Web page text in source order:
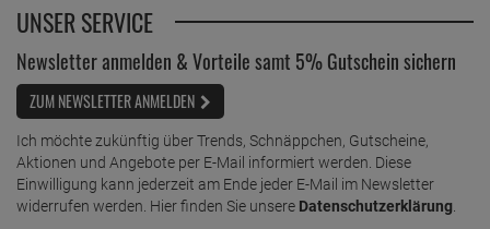
UNSER SERVICE
Newsletter anmelden & Vorteile samt 5% Gutschein sichern
ZUM NEWSLETTER ANMELDEN
Ich möchte zukünftig über Trends, Schnäppchen, Gutscheine,
Aktionen und Angebote per E-Mail informiert werden. Diese
Einwilligung kann jederzeit am Ende jeder E-Mail im Newsletter
widerrufen werden. Hier finden Sie unsere Datenschutzerklärung